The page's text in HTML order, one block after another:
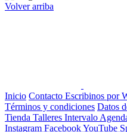
Volver arriba
Inicio Contacto Escribinos por
Términos y condiciones Datos
Tienda Talleres Intervalo
Instagram FacebookYouTube